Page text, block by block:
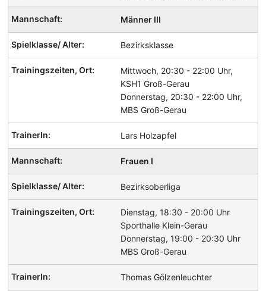
Männer III
Bezirksklasse
Mittwoch, 20:30 - 22:00 Uhr,
KSH1 Groß-Gerau
Donnerstag, 20:30 - 22:00 Uhr,
MBS Groß-Gerau
Lars Holzapfel
Frauen I
Bezirksoberliga
Dienstag, 18:30 - 20:00 Uhr
Sporthalle Klein-Gerau
Donnerstag, 19:00 - 20:30 Uhr
MBS Groß-Gerau
Thomas Gölzenleuchter